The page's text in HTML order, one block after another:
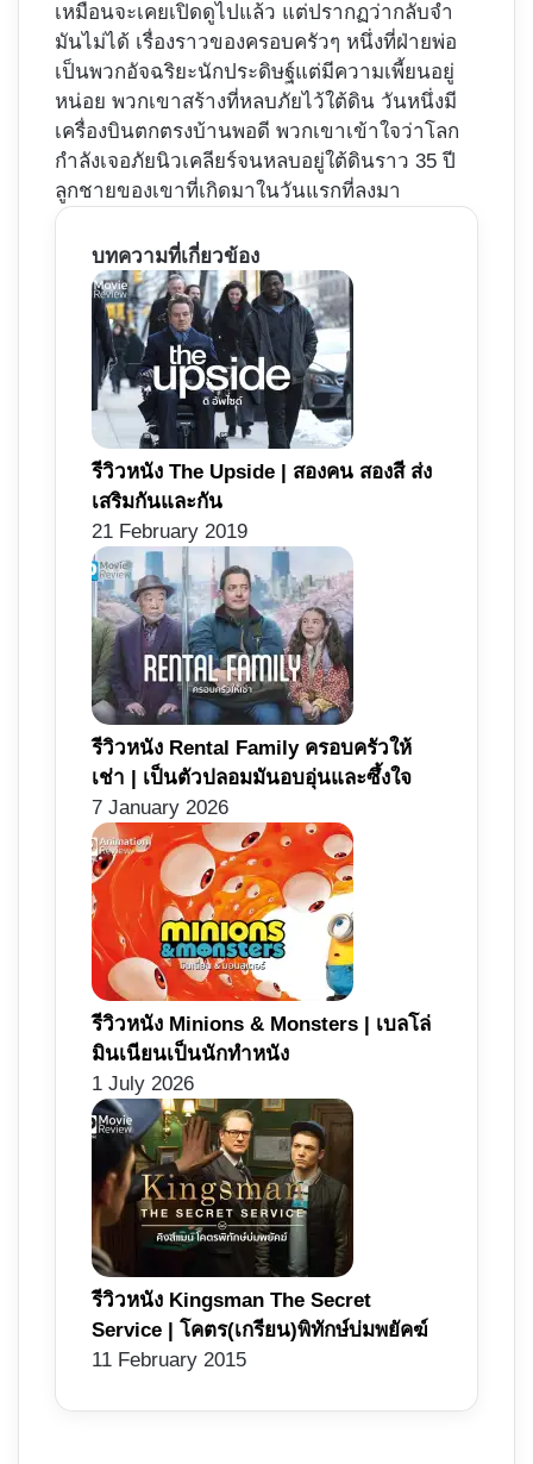
เหมือนจะเคยเปิดดูไปแล้ว แต่ปรากฏว่ากลับจำ
มันไม่ได้ เรื่องราวของครอบครัวๆ หนึ่งที่ฝ่ายพ่อ
เป็นพวกอัจฉริยะนักประดิษฐ์แต่มีความเพี้ยนอยู่
หน่อย พวกเขาสร้างที่หลบภัยไว้ใต้ดิน วันหนึ่งมี
เครื่องบินตกตรงบ้านพอดี พวกเขาเข้าใจว่าโลก
กำลังเจอภัยนิวเคลียร์จนหลบอยู่ใต้ดินราว 35 ปี
ลูกชายของเขาที่เกิดมาในวันแรกที่ลงมา
บทความที่เกี่ยวข้อง
รีวิวหนัง The Upside | สองคน สองสี ส่ง
เสริมกันและกัน
21 February 2019
รีวิวหนัง Rental Family ครอบครัวให้
เช่า | เป็นตัวปลอมมันอบอุ่นและซึ้งใจ
7 January 2026
รีวิวหนัง Minions & Monsters | เบลโล่
มินเนียนเป็นนักทำหนัง
1 July 2026
รีวิวหนัง Kingsman The Secret
Service | โคตร(เกรียน)พิทักษ์บ่มพยัคฆ์
11 February 2015